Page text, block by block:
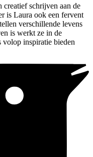
creatief schrijven aan de
is Laura ook een fervent
verschillende levens
is werkt ze in de
volop inspiratie bieden